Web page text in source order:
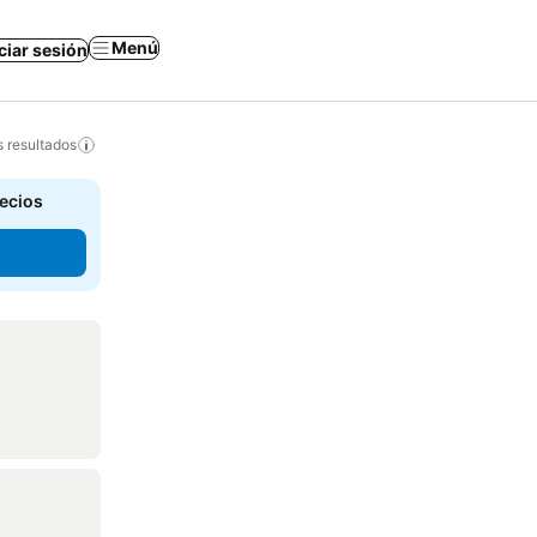
sesión Menú
resultados